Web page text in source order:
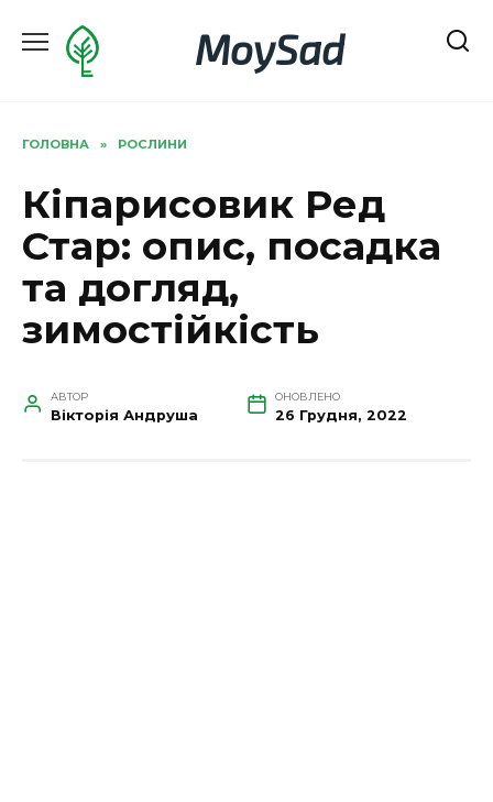
до
MoySad
ГОЛОВНА » РОСЛИНИ
Кіпарисовик Ред
Стар: опис, посадка
та догляд,
зимостійкість
АВТОР
Вікторія Андруша
ОНОВЛЕНО
26 Грудня, 2022